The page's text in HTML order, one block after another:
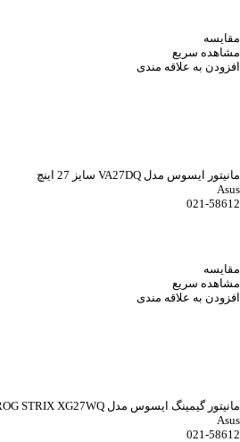
مقایسه
مشاهده سریع
افزودن به علاقه مندی
مانیتور ایسوس مدل VA27DQ سایز 27 اینچ
Asus
021-58612
مقایسه
مشاهده سریع
افزودن به علاقه مندی
مانیتور گیمینگ ایسوس مدل ROG STRIX XG27WQ سایز 27 اینچ
Asus
021-58612